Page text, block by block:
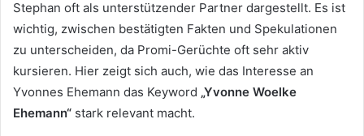
Stephan oft als unterstützender Partner dargestellt. Es ist
wichtig, zwischen bestätigten Fakten und Spekulationen
zu unterscheiden, da Promi-Gerüchte oft sehr aktiv
kursieren. Hier zeigt sich auch, wie das Interesse an
Yvonnes Ehemann das Keyword „Yvonne Woelke
Ehemann“ stark relevant macht.